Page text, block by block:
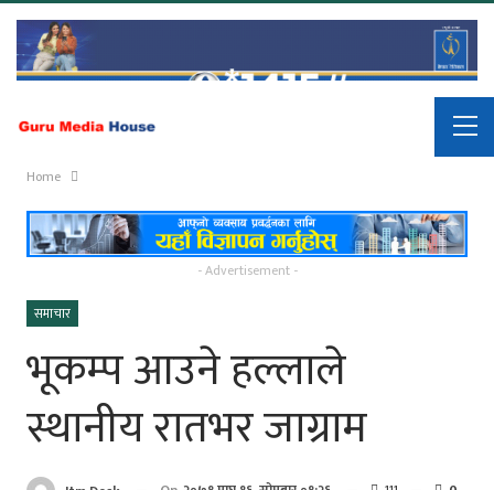
Home
- Advertisement -
समाचार
भूकम्प आउने हल्लाले
स्थानीय रातभर जाग्राम